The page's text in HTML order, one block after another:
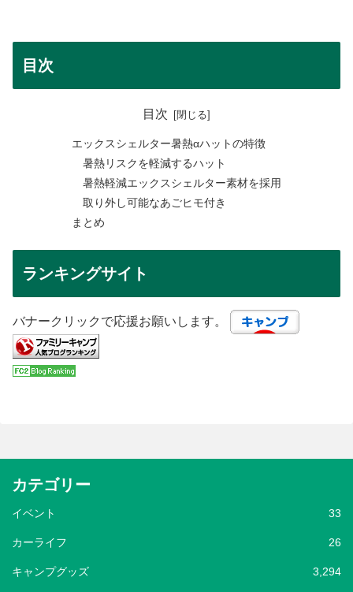
目次
目次
エックスシェルター暑熱αハットの特徴
暑熱リスクを軽減するハット
暑熱軽減エックスシェルター素材を採用
取り外し可能なあごヒモ付き
まとめ
ランキングサイト
バナークリックで応援お願いします。
カテゴリー
イベント 33
カーライフ 26
キャンプグッズ 3,294